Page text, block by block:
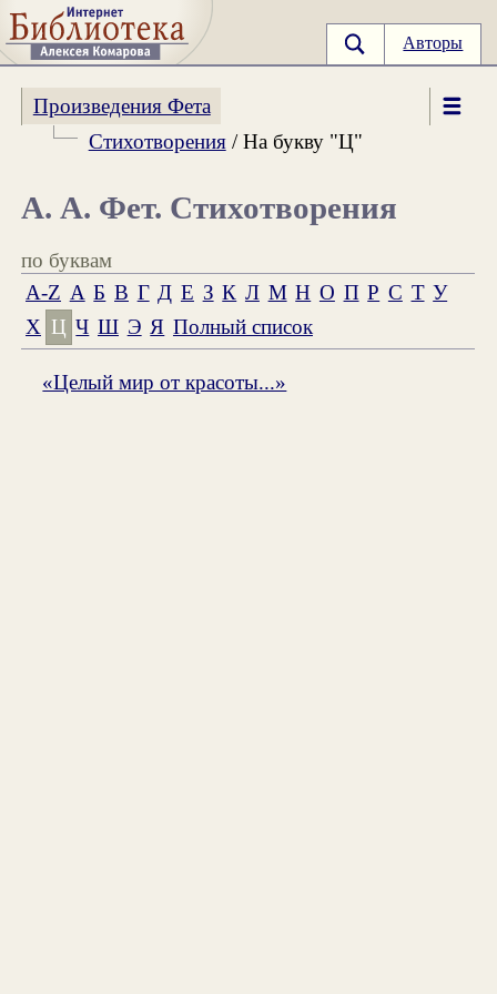
Авторы
Произведения Фета
Стихотворения/ На букву "Ц"
А. А. Фет. Стихотворения
по буквам
A-Z А Б В Г Д Е З К Л М Н О П Р С Т У
Х Ц Ч Ш Э Я Полный список
«Целый мир от красоты...»